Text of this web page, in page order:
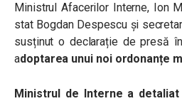
Ministrul Afacerilor Interne, Ion
stat Bogdan Despescu și
susținut o declarație de presă
adoptarea unui noi ordonanțe
Ministrul de Interne a